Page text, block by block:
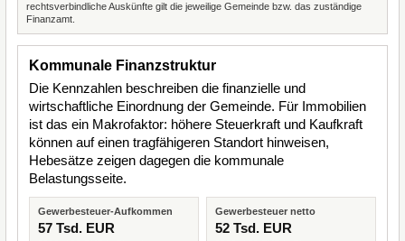
rechtsverbindliche Auskünfte gilt die jeweilige Gemeinde bzw. das zuständige
Finanzamt.
Kommunale Finanzstruktur
Die Kennzahlen beschreiben die finanzielle und
wirtschaftliche Einordnung der Gemeinde. Für Immobilien
ist das ein Makrofaktor: höhere Steuerkraft und Kaufkraft
können auf einen tragfähigeren Standort hinweisen,
Hebesätze zeigen dagegen die kommunale
Belastungsseite.
Gewerbesteuer-Aufkommen
57 Tsd. EUR
Gewerbesteuer netto
52 Tsd. EUR